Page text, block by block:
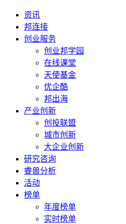
资讯
邦连接
创业服务
创业邦学园
在线课堂
天使基金
优企酷
邦出海
产业创新
创投联盟
城市创新
大企业创新
研究咨询
睿兽分析
活动
榜单
年度榜单
实时榜单